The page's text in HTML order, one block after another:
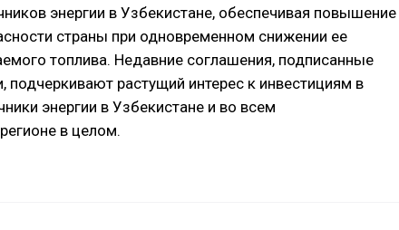
энергии в Узбекистане, обеспечивая повышение
страны при одновременном снижении ее
топлива. Недавние соглашения, подписанные
растущий интерес к инвестициям в
энергии в Узбекистане и во всем
в целом.